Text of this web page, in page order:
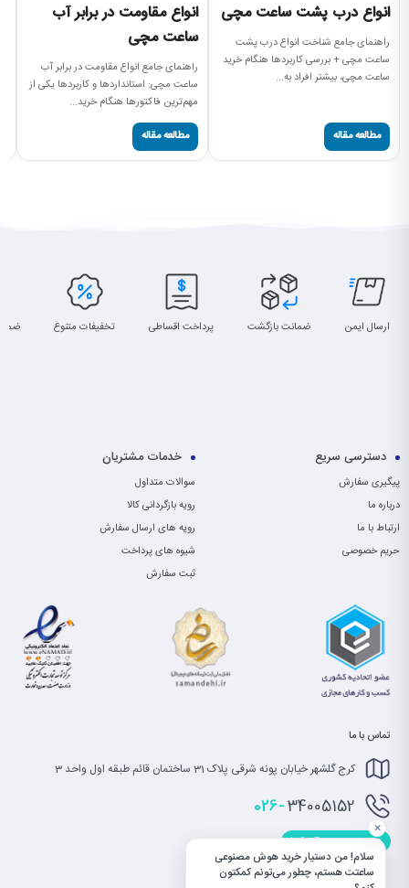
انواع درب پشت ساعت مچی
راهنمای جامع شناخت انواع درب پشت
ساعت مچی + بررسی کاربردها هنگام خرید
ساعت مچی، بیشتر افراد به...
مطالعه مقاله
انواع مقاومت در برابر آب
ساعت مچی
راهنمای جامع انواع مقاومت در برابر آب
ساعت مچی: استانداردها و کاربردها یکی از
مهم‌ترین فاکتورها هنگام خرید...
مطالعه مقاله
ارسال ایمن ضمانت بازگشت پرداخت اقساطی تخفیفات متنوع
دسترسی سریع
پیگیری سفارش
درباره ما
ارتباط با ما
حریم خصوصی
خدمات مشتریان
سوالات متداول
رویه بازگردانی کالا
رویه های ارسال سفارش
شیوه های پرداخت
ثبت سفارش
تماس با ما
کرج گلشهر خیابان پونه شرقی پلاک 31 ساختمان قائم طبقه اول واحد 3
026-34005152
info@saatet.com
سلام! من دستیار خرید هوش مصنوعی
ساعتت هستم، چطور می‌تونم کمکتون
×